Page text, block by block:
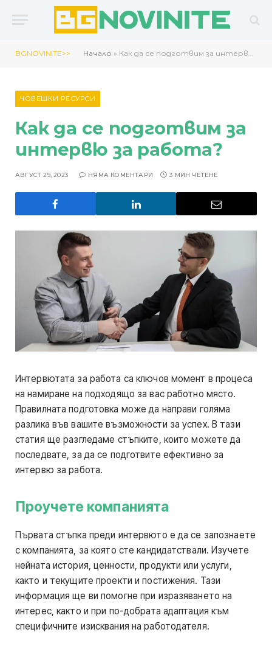
BGNOVINITE>> Начало » Как да се подготвим за интервю за работа?
ЧОВЕШКИ РЕСУРСИ
Как да се подготвим за
интервю за работа?
АВГУСТ 29, 2023 НЯМА КОМЕНТАРИ 3 МИН ЧЕТЕНЕ
Интервютата за работа са ключов момент в процеса
на намиране на подходящо за вас работно място.
Правилната подготовка може да направи голяма
разлика във вашите възможности за успех. В тази
статия ще разгледаме стъпките, които можете да
последвате, за да се подготвите ефективно за
интервю за работа.
Проучете компанията
Първата стъпка преди интервюто е да се запознаете
с компанията, за която сте кандидатствали. Изучете
нейната история, ценности, продукти или услуги,
както и текущите проекти и постижения. Тази
информация ще ви помогне при изразяването на
интерес, както и при по-добрата адаптация към
специфичните изисквания на работодателя.